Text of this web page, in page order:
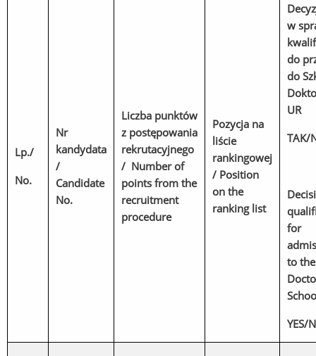
Lp./
No.
Nr
kandydata
/
Candidate
No.
Liczba punktów
z postępowania
rekrutacyjnego
/ Number of
points from the
recruitment
procedure
Pozycja na
liście
rankingowej
/ Position
on the
ranking list
w
do
do
UR
TAK/
for
to
YES/